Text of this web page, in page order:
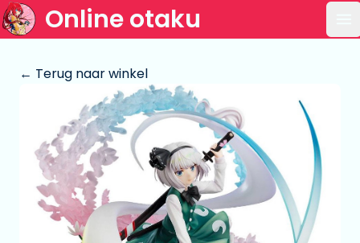
Online otaku
← Terug naar winkel